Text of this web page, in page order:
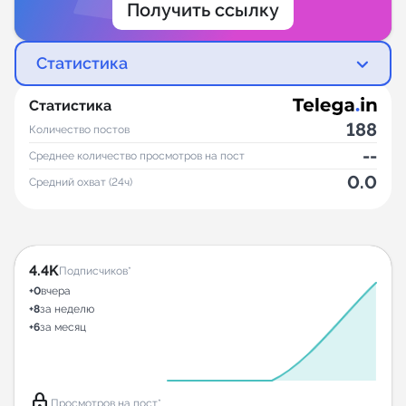
Получить ссылку
Статистика
Статистика
Количество постов 188
Среднее количество просмотров на пост --
Средний охват (24ч) 0.0
4.4KПодписчиков*
+0вчера
+8за неделю
+6за месяц
Просмотров на пост*